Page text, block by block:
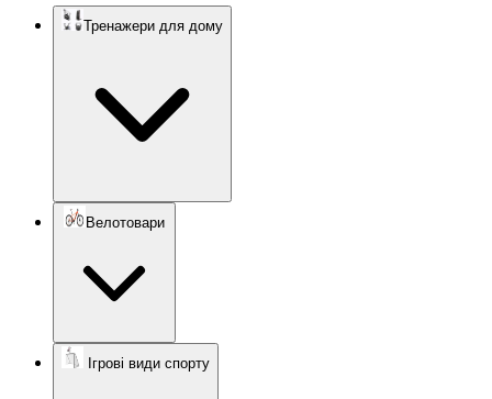
Тренажери для дому
Ігрові види спорту